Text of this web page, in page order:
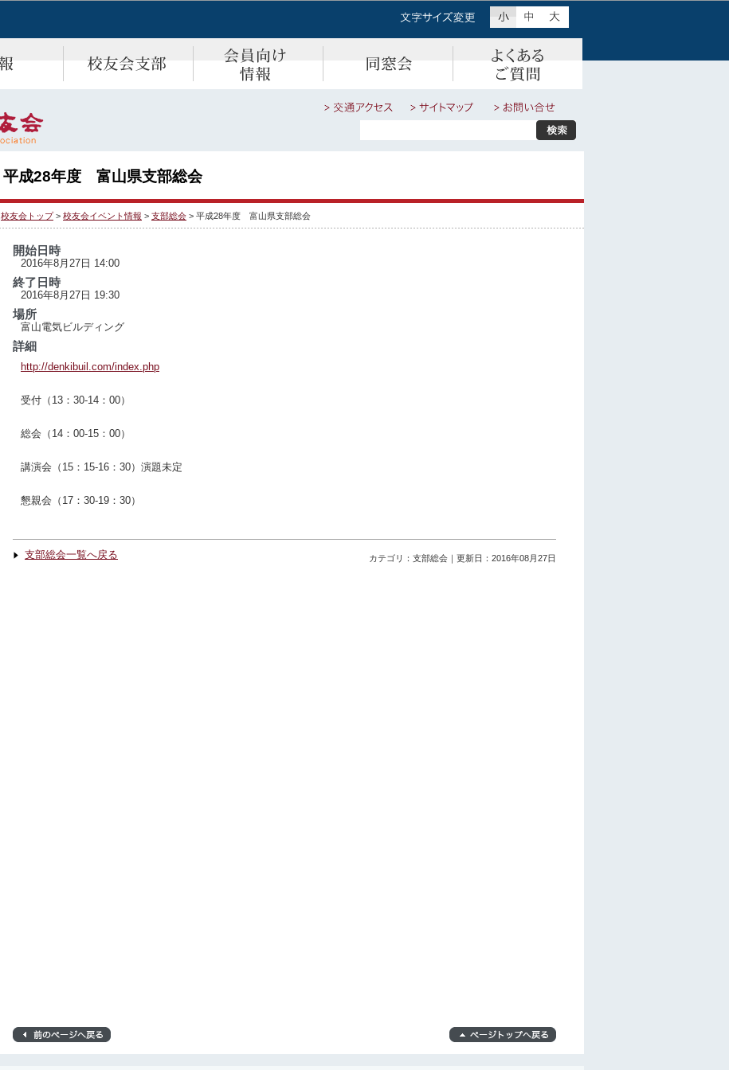
平成28年度 富山県支部総会
校友会トップ> 校友会イベント情報 > 支部総会 > 平成28年度 富山県支部総会
開始日時
2016年8月27日 14:00
終了日時
2016年8月27日 19:30
場所
富山電気ビルディング
詳細
http://denkibuil.com/index.php
受付（13：30-14：00）
総会（14：00-15：00）
講演会（15：15-16：30）演題未定
懇親会（17：30-19：30）
支部総会一覧へ戻る カテゴリ：支部総会｜更新日：2016年08月27日